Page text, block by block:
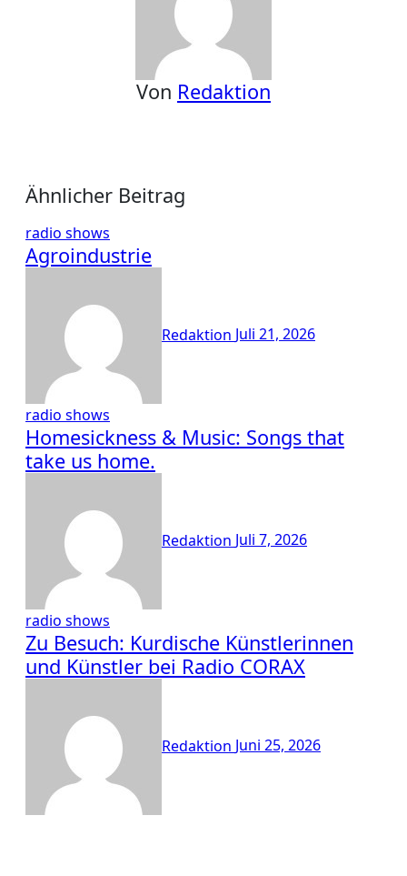
Von Redaktion
Ähnlicher Beitrag
radio shows
Agroindustrie
Redaktion Juli 21, 2026
radio shows
Homesickness & Music: Songs that
take us home.
Redaktion Juli 7, 2026
radio shows
Zu Besuch: Kurdische Künstlerinnen
und Künstler bei Radio CORAX
Redaktion Juni 25, 2026